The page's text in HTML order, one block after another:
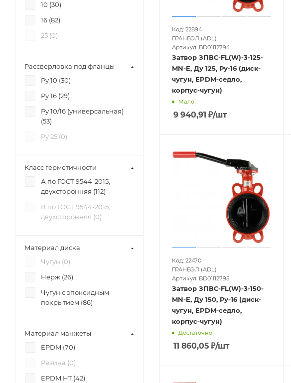
Код: 22894
ГРАНВЭЛ (ADL)
Артикул: BD01I12794
Затвор ЗПВС-FL(W)-3-125-
MN-E, Ду 125, Ру-16 (диск-
чугун, EPDM-седло,
корпус-чугун)
Мало
9 940,91 ₽/шт
Код: 22470
ГРАНВЭЛ (ADL)
Артикул: BD01I12795
Затвор ЗПВС-FL(W)-3-150-
MN-E, Ду 150, Ру-16 (диск-
чугун, EPDM-седло,
корпус-чугун)
Достаточно
11 860,05 ₽/шт
10 (30)
16 (82)
25 (0)
Рассверловка под фланцы
Ру 10 (30)
Ру 16 (29)
Ру 10/16 (универсальная)
(53)
Ру 25 (0)
Класс герметичности
А по ГОСТ 9544-2015,
двухсторонняя (112)
В по ГОСТ 9544-2015,
двухсторонняя (0)
Материал диска
Чугун (0)
Нерж (26)
Чугун с эпоксидным
покрытием (86)
Материал манжеты
EPDM (70)
Резина (0)
EPDM HT (42)